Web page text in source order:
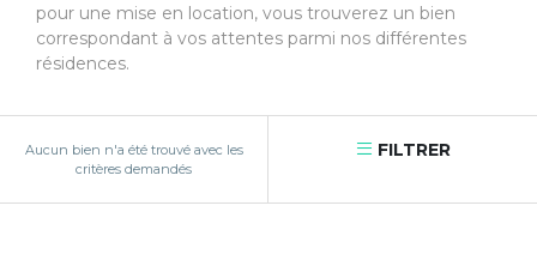
pour une mise en location, vous trouverez un bien
correspondant à vos attentes parmi nos différentes
résidences.
Aucun bien n'a été trouvé avec les
critères demandés
FILTRER